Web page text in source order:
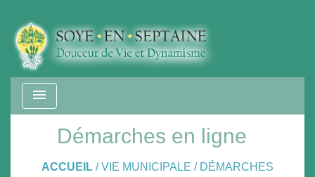
menu
Démarches en ligne
ACCUEIL /VIE MUNICIPALE / DÉMARCHES